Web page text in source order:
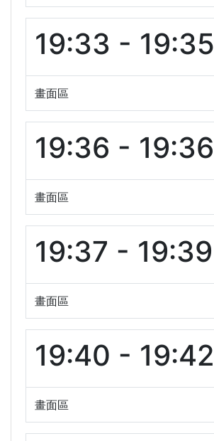
19:33 - 19:35
畫面區
19:36 - 19:36
畫面區
19:37 - 19:39
畫面區
19:40 - 19:42
畫面區